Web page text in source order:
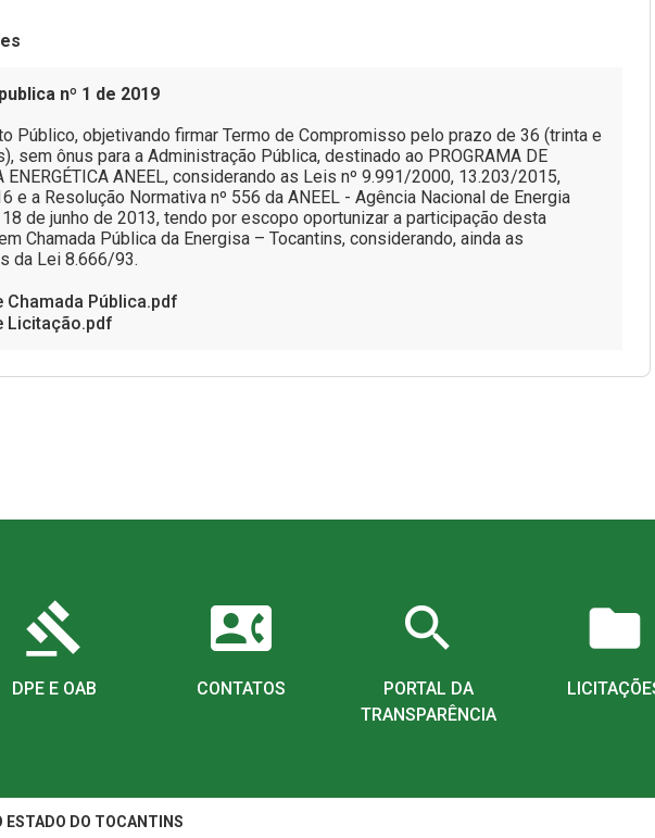
nº 1 de 2019
Público, objetivando firmar Termo de Compromisso pelo prazo de 36 (trinta e
sem ônus para a Administração Pública, destinado ao PROGRAMA DE
ENERGÉTICA ANEEL, considerando as Leis nº 9.991/2000, 13.203/2015,
e a Resolução Normativa nº 556 da ANEEL - Agência Nacional de Energia
de junho de 2013, tendo por escopo oportunizar a participação desta
Chamada Pública da Energisa – Tocantins, considerando, ainda as
da Lei 8.666/93.
Chamada Pública.pdf
Licitação.pdf
gavel
DPE E OAB
contact_phone
CONTATOS
search
PORTAL DA
TRANSPARÊNCIA
folder
ESTADO DO TOCANTINS